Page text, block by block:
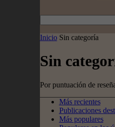
Inicio Sin categoría
Sin
Por puntuación de
Más recientes
Publicaciones
Más populares